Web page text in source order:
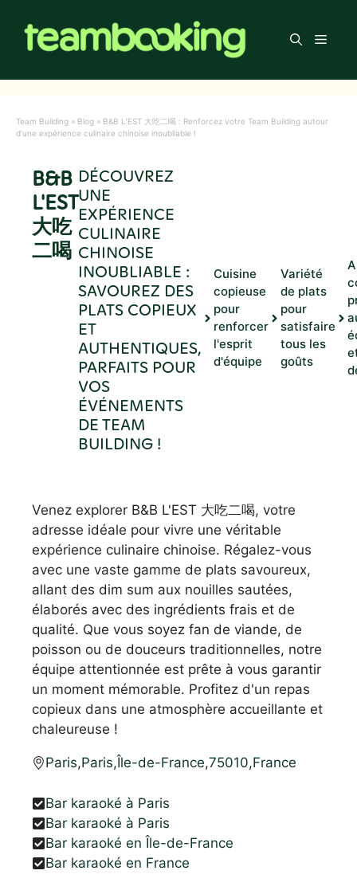
contenu
Menu
Team Building » Blog » B&B L’EST 大吃二喝 : Renforcez votre Team Building autour
d’une expérience culinaire chinoise inoubliable !
B&B
L'EST
大吃
二喝
DÉCOUVREZ
UNE
EXPÉRIENCE
CULINAIRE
CHINOISE
INOUBLIABLE :
SAVOUREZ DES
PLATS COPIEUX
ET
AUTHENTIQUES,
PARFAITS POUR
VOS
ÉVÉNEMENTS
DE TEAM
BUILDING !
Cuisine
copieuse
pour
renforcer
l'esprit
d'équipe
Variété
de plats
pour
satisfaire
tous les
goûts
Venez explorer B&B L'EST 大吃二喝, votre
adresse idéale pour vivre une véritable
expérience culinaire chinoise. Régalez-vous
avec une vaste gamme de plats savoureux,
allant des dim sum aux nouilles sautées,
élaborés avec des ingrédients frais et de
qualité. Que vous soyez fan de viande, de
poisson ou de douceurs traditionnelles, notre
équipe attentionnée est prête à vous garantir
un moment mémorable. Profitez d'un repas
copieux dans une atmosphère accueillante et
chaleureuse !
Paris,Paris,Île-de-France,75010,France
Bar karaoké à Paris
Bar karaoké à Paris
Bar karaoké en Île-de-France
Bar karaoké en France